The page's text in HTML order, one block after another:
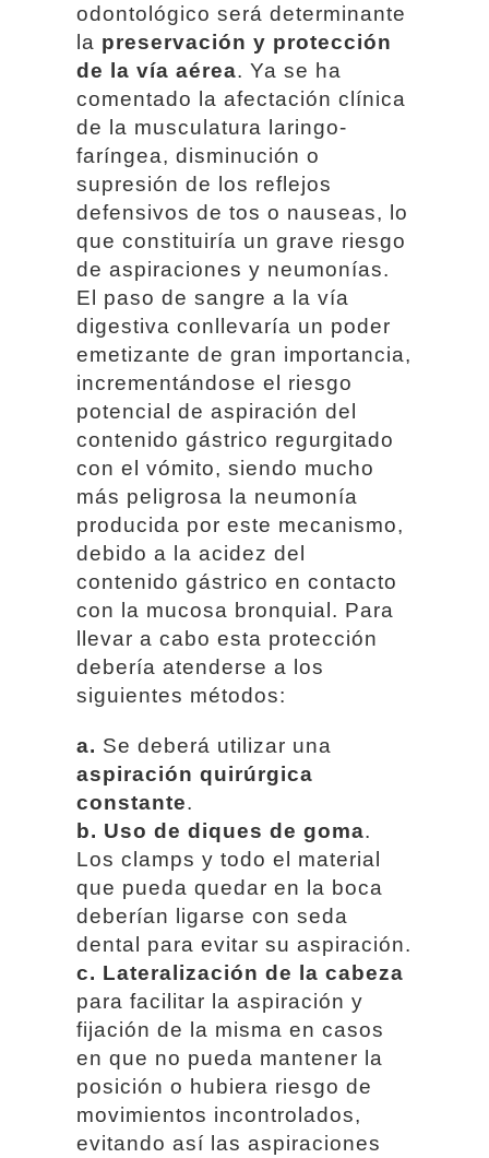
odontológico será determinante
la preservación y protección
de la vía aérea. Ya se ha
comentado la afectación clínica
de la musculatura laringo-
faríngea, disminución o
supresión de los reflejos
defensivos de tos o nauseas, lo
que constituiría un grave riesgo
de aspiraciones y neumonías.
El paso de sangre a la vía
digestiva conllevaría un poder
emetizante de gran importancia,
incrementándose el riesgo
potencial de aspiración del
contenido gástrico regurgitado
con el vómito, siendo mucho
más peligrosa la neumonía
producida por este mecanismo,
debido a la acidez del
contenido gástrico en contacto
con la mucosa bronquial. Para
llevar a cabo esta protección
debería atenderse a los
siguientes métodos:
a. Se deberá utilizar una
aspiración quirúrgica
constante.
b. Uso de diques de goma.
Los clamps y todo el material
que pueda quedar en la boca
deberían ligarse con seda
dental para evitar su aspiración.
c. Lateralización de la cabeza
para facilitar la aspiración y
fijación de la misma en casos
en que no pueda mantener la
posición o hubiera riesgo de
movimientos incontrolados,
evitando así las aspiraciones